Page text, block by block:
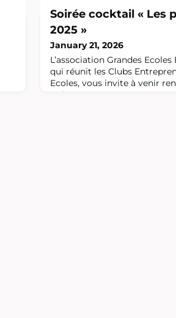
Soirée cocktail « Les
2025 »
January 21, 2026
L’association Grandes
qui réunit les Clubs
Ecoles, vous invite à venir
Créateurs et Repreneurs